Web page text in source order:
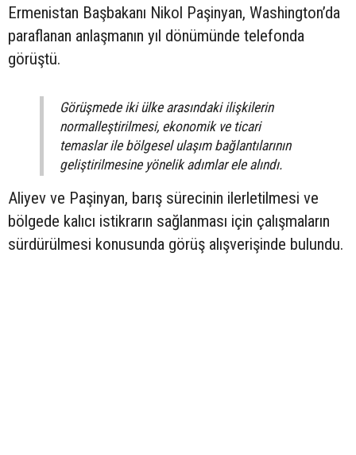
Ermenistan Başbakanı Nikol Paşinyan, Washington’da
paraflanan anlaşmanın yıl dönümünde telefonda
görüştü.
Görüşmede iki ülke arasındaki ilişkilerin
normalleştirilmesi, ekonomik ve ticari
temaslar ile bölgesel ulaşım bağlantılarının
geliştirilmesine yönelik adımlar ele alındı.
Aliyev ve Paşinyan, barış sürecinin ilerletilmesi ve
bölgede kalıcı istikrarın sağlanması için çalışmaların
sürdürülmesi konusunda görüş alışverişinde bulundu.